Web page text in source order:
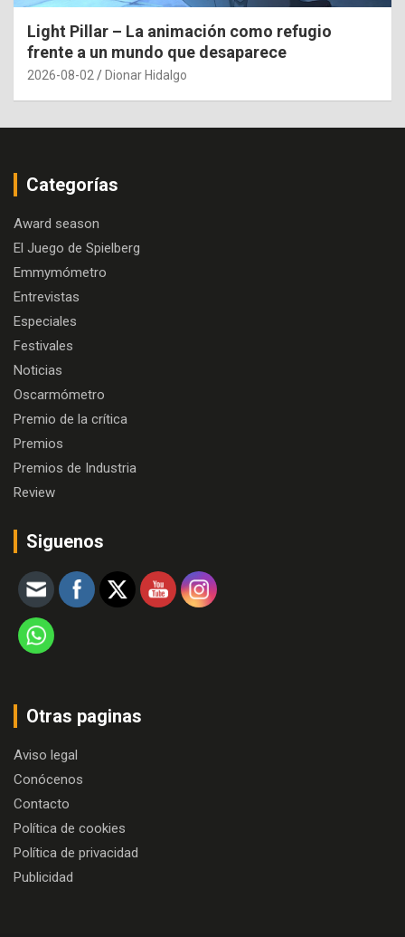
Light Pillar – La animación como refugio
frente a un mundo que desaparece
2026-08-02 Dionar Hidalgo
Categorías
Award season
El Juego de Spielberg
Emmymómetro
Entrevistas
Especiales
Festivales
Noticias
Oscarmómetro
Premio de la crítica
Premios
Premios de Industria
Review
Siguenos
Otras paginas
Aviso legal
Conócenos
Contacto
Política de cookies
Política de privacidad
Publicidad